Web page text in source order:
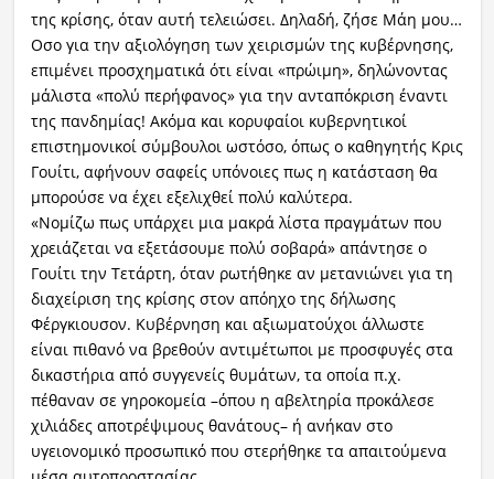
της κρίσης, όταν αυτή τελειώσει. Δηλαδή, ζήσε Μάη μου…
Οσο για την αξιολόγηση των χειρισμών της κυβέρνησης,
επιμένει προσχηματικά ότι είναι «πρώιμη», δηλώνοντας
μάλιστα «πολύ περήφανος» για την ανταπόκριση έναντι
της πανδημίας! Ακόμα και κορυφαίοι κυβερνητικοί
επιστημονικοί σύμβουλοι ωστόσο, όπως ο καθηγητής Κρις
Γουίτι, αφήνουν σαφείς υπόνοιες πως η κατάσταση θα
μπορούσε να έχει εξελιχθεί πολύ καλύτερα.
«Νομίζω πως υπάρχει μια μακρά λίστα πραγμάτων που
χρειάζεται να εξετάσουμε πολύ σοβαρά» απάντησε ο
Γουίτι την Τετάρτη, όταν ρωτήθηκε αν μετανιώνει για τη
διαχείριση της κρίσης στον απόηχο της δήλωσης
Φέργκιουσον. Κυβέρνηση και αξιωματούχοι άλλωστε
είναι πιθανό να βρεθούν αντιμέτωποι με προσφυγές στα
δικαστήρια από συγγενείς θυμάτων, τα οποία π.χ.
πέθαναν σε γηροκομεία –όπου η αβελτηρία προκάλεσε
χιλιάδες αποτρέψιμους θανάτους– ή ανήκαν στο
υγειονομικό προσωπικό που στερήθηκε τα απαιτούμενα